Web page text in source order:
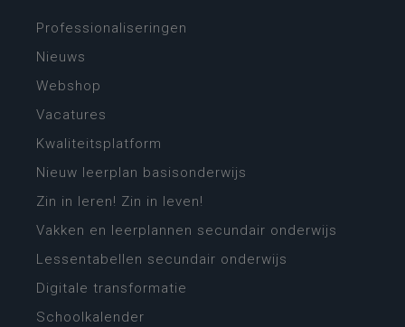
Professionaliseringen
Nieuws
Webshop
Vacatures
Kwaliteitsplatform
Nieuw leerplan basisonderwijs
Zin in leren! Zin in leven!
Vakken en leerplannen secundair onderwijs
Lessentabellen secundair onderwijs
Digitale transformatie
Schoolkalender